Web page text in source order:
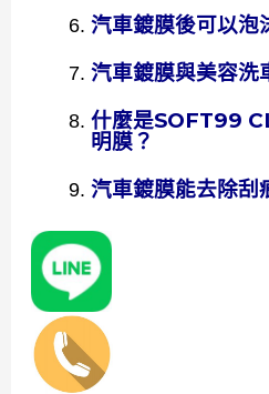
汽車鍍膜後可以泡
汽車鍍膜與美容洗
什麼是SOFT99
明膜？
汽車鍍膜能去除刮